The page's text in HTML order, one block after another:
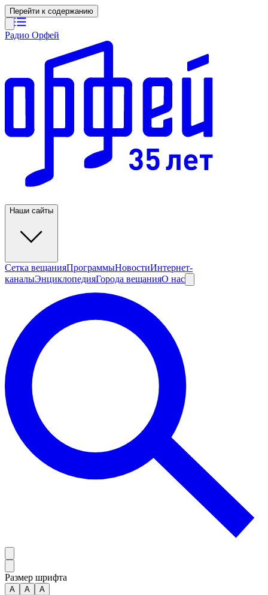
Перейти к содержанию
Радио Орфей
Наши сайты
Сетка вещанияПрограммыНовостиИнтернет-
каналыЭнциклопедияГорода вещанияО нас
Размер шрифта
А A A